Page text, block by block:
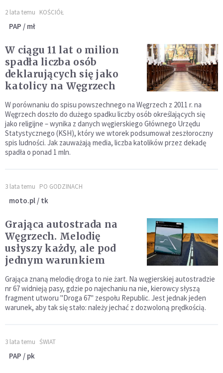
2 lata temu KOŚCIÓŁ
PAP / mł
W ciągu 11 lat o milion
spadła liczba osób
deklarujących się jako
katolicy na Węgrzech
W porównaniu do spisu powszechnego na Węgrzech z 2011 r. na
Węgrzech doszło do dużego spadku liczby osób określających się
jako religijne – wynika z danych węgierskiego Głównego Urzędu
Statystycznego (KSH), który we wtorek podsumował zeszłoroczny
spis ludności. Jak zauważają media, liczba katolików przez dekadę
spadła o ponad 1 mln.
3 lata temu PO GODZINACH
moto.pl / tk
Grająca autostrada na
Węgrzech. Melodię
usłyszy każdy, ale pod
jednym warunkiem
Grająca znaną melodię droga to nie żart. Na węgierskiej autostradzie
nr 67 widnieją pasy, gdzie po najechaniu na nie, kierowcy słyszą
fragment utworu "Droga 67" zespołu Republic. Jest jednak jeden
warunek, aby tak się stało: należy jechać z dozwoloną prędkością.
3 lata temu ŚWIAT
PAP / pk